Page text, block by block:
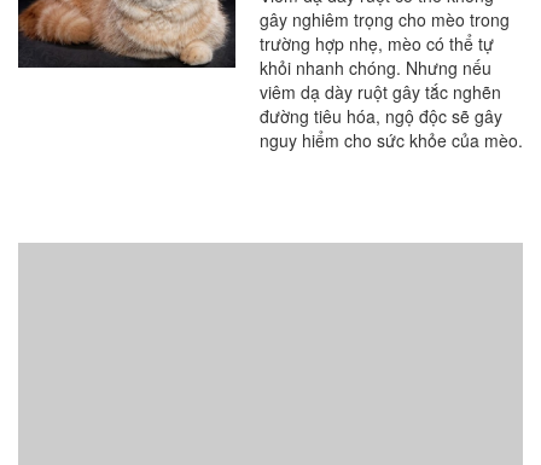
gây nghiêm trọng cho mèo trong
trường hợp nhẹ, mèo có thể tự
khỏi nhanh chóng. Nhưng nếu
viêm dạ dày ruột gây tắc nghẽn
đường tiêu hóa, ngộ độc sẽ gây
nguy hiểm cho sức khỏe của mèo.